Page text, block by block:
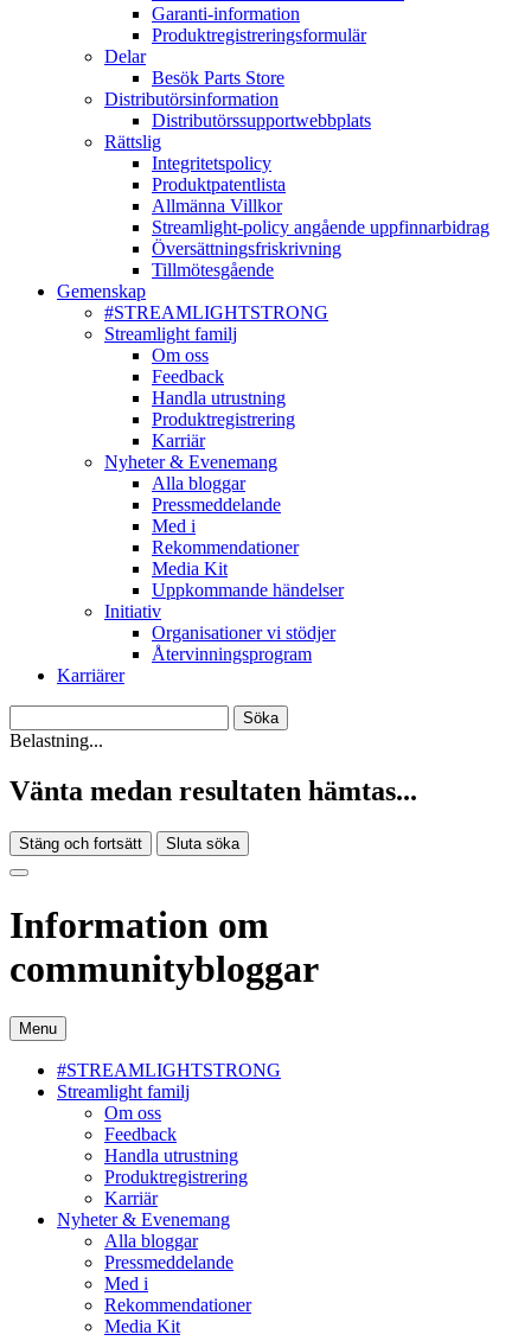
Garanti-information
Produktregistreringsformulär
Delar
Besök Parts Store
Distributörsinformation
Distributörssupportwebbplats
Rättslig
Integritetspolicy
Produktpatentlista
Allmänna Villkor
Streamlight-policy angående uppfinnarbidrag
Översättningsfriskrivning
Tillmötesgående
Gemenskap
#STREAMLIGHTSTRONG
Streamlight familj
Om oss
Feedback
Handla utrustning
Produktregistrering
Karriär
Nyheter & Evenemang
Alla bloggar
Pressmeddelande
Med i
Rekommendationer
Media Kit
Uppkommande händelser
Initiativ
Organisationer vi stödjer
Återvinningsprogram
Karriärer
Belastning...
Vänta medan resultaten hämtas...
Stäng och fortsätt Sluta söka
Information om
communitybloggar
Menu
#STREAMLIGHTSTRONG
Streamlight familj
Om oss
Feedback
Handla utrustning
Produktregistrering
Karriär
Nyheter & Evenemang
Alla bloggar
Pressmeddelande
Med i
Rekommendationer
Media Kit